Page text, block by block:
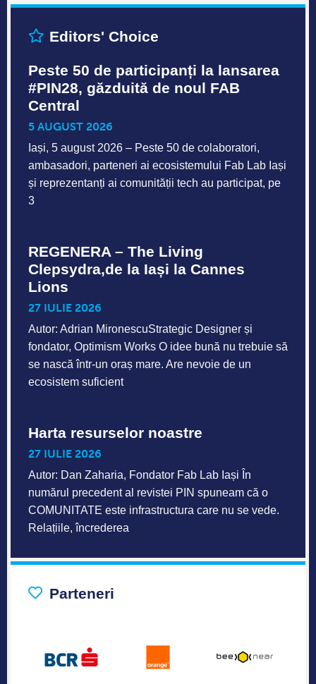
Editors' Choice
Peste 50 de participanți la lansarea
#PIN28, găzduită de noul FAB
Central
5 AUGUST 2026
Iași, 5 august 2026 – Peste 50 de colaboratori,
ambasadori, parteneri ai ecosistemului Fab Lab Iași
și reprezentanți ai comunității tech au participat, pe
3
REGENERA – The Living
Clepsydra,de la Iași la Cannes
Lions
27 IULIE 2026
Autor: Adrian MironescuStrategic Designer și
fondator, Optimism Works O idee bună nu trebuie să
se nască într-un oraș mare. Are nevoie de un
ecosistem suficient
Harta resurselor noastre
27 IULIE 2026
Autor: Dan Zaharia, Fondator Fab Lab Iași În
numărul precedent al revistei PIN spuneam că o
COMUNITATE este infrastructura care nu se vede.
Relațiile, încrederea
Parteneri